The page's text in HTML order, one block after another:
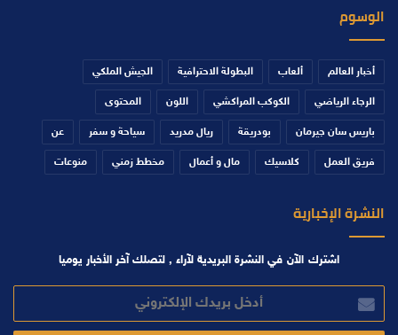
الوسوم
أخبار العالم ألعاب البطولة الاحترافية الجيش الملكي
الرجاء الرياضي الكوكب المراكشي اللون المحتوى
باريس سان جيرمان بودريقة ريال مدريد سياحة و سفر عن
فريق العمل كلاسيك مال و أعمال مخطط زمني منوعات
النشرة الإخبارية
اشترك الآن في النشرة البريدية لآراء , لتصلك آخر الأخبار يوميا
بريدك
الإلكتروني